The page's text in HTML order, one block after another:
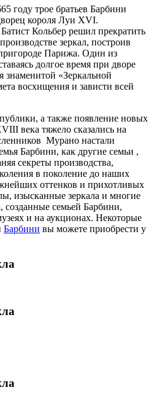
году трое братьев Барбини
короля Луи XVI.
Кольбер решил прекратить
зеркал, построив
Парижа. Один из
долгое время при дворе
знаменитой «Зеркальной
восхищения и зависти всей
а также появление новых
века тяжело сказались на
Мурано настали
Барбини, как другие семьи ,
секреты производства,
в поколение до наших
оттенков и прихотливых
изысканные зеркала и многие
созданные семьей Барбини,
и на аукционах. Некоторые
Барбини вы можете приобрести у